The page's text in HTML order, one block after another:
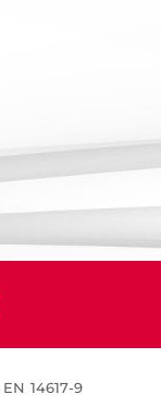
EN 14617-9